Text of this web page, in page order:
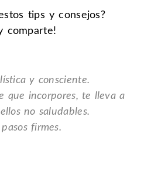
tips y consejos?
comparte!
y consciente.
que incorpores, te lleva a
no saludables.
firmes.